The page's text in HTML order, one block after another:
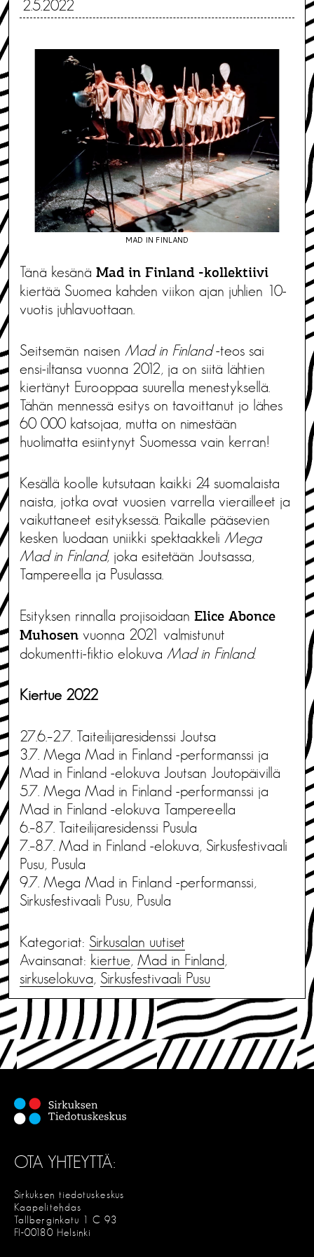
2.5.2022
MAD IN FINLAND
Tänä kesänä Mad in Finland -kollektiivi
kiertää Suomea kahden viikon ajan juhlien 10-
vuotis juhlavuottaan.
Seitsemän naisen Mad in Finland-teos sai
ensi-iltansa vuonna 2012, ja on siitä lähtien
kiertänyt Eurooppaa suurella menestyksellä.
Tähän mennessä esitys on tavoittanut jo lähes
60 000 katsojaa, mutta on nimestään
huolimatta esiintynyt Suomessa vain kerran!
Kesällä koolle kutsutaan kaikki 24 suomalaista
naista, jotka ovat vuosien varrella vierailleet ja
vaikuttaneet esityksessä. Paikalle pääsevien
kesken luodaan uniikki spektaakkeli Mega
Mad in Finland, joka esitetään Joutsassa,
Tampereella ja Pusulassa.
Esityksen rinnalla projisoidaan Elice Abonce
Muhosen vuonna 2021 valmistunut
dokumentti-fiktio elokuva Mad in Finland.
Kiertue 2022
27.6.–2.7. Taiteilijaresidenssi Joutsa
3.7. Mega Mad in Finland -performanssi ja
Mad in Finland -elokuva Joutsan Joutopäivillä
5.7. Mega Mad in Finland -performanssi ja
Mad in Finland -elokuva Tampereella
6.–8.7. Taiteilijaresidenssi Pusula
7.–8.7. Mad in Finland -elokuva, Sirkusfestivaali
Pusu, Pusula
9.7. Mega Mad in Finland -performanssi,
Sirkusfestivaali Pusu, Pusula
Kategoriat: Sirkusalan uutiset
Avainsanat: kiertue, Mad in Finland,
sirkuselokuva, Sirkusfestivaali Pusu
OTA YHTEYTTÄ:
Sirkuksen tiedotuskeskus
Kaapelitehdas
Tallberginkatu 1 C 93
FI-00180 Helsinki